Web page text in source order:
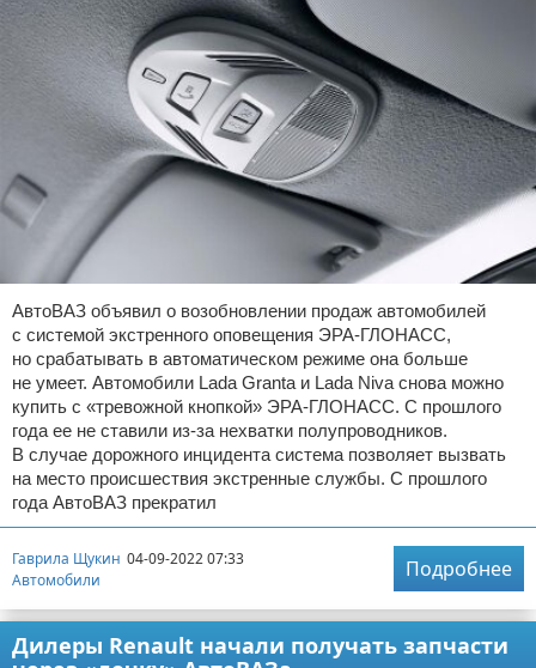
АвтоВАЗ объявил о возобновлении продаж автомобилей
с системой экстренного оповещения ЭРА-ГЛОНАСС,
но срабатывать в автоматическом режиме она больше
не умеет. Автомобили Lada Granta и Lada Niva снова можно
купить с «тревожной кнопкой» ЭРА-ГЛОНАСС. С прошлого
года ее не ставили из-за нехватки полупроводников.
В случае дорожного инцидента система позволяет вызвать
на место происшествия экстренные службы. С прошлого
года АвтоВАЗ прекратил
Гаврила Щукин 04-09-2022 07:33
Автомобили
Подробнее
Дилеры Renault начали получать запчасти